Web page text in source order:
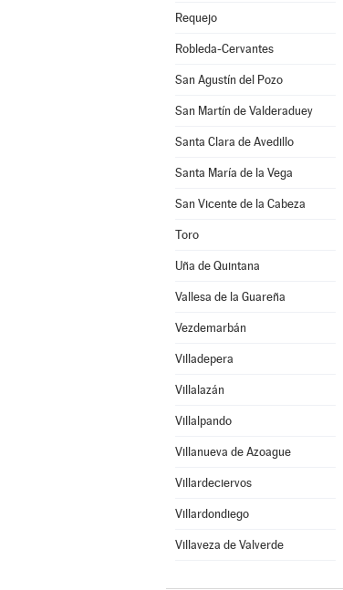
Requejo
Robleda-Cervantes
San Agustín del Pozo
San Martín de Valderaduey
Santa Clara de Avedillo
Santa María de la Vega
San Vicente de la Cabeza
Toro
Uña de Quintana
Vallesa de la Guareña
Vezdemarbán
Villadepera
Villalazán
Villalpando
Villanueva de Azoague
Villardeciervos
Villardondiego
Villaveza de Valverde